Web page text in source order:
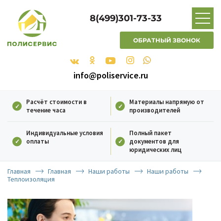
8(499)301-73-33
ОБРАТНЫЙ ЗВОНОК
info@poliservice.ru
Расчёт стоимости в
течение часа
Материалы напрямую от
производителей
Индивидуальные условия
оплаты
Полный пакет
документов для
юридических лиц
Главная Главная Наши работы
Наши работы
Теплоизоляция